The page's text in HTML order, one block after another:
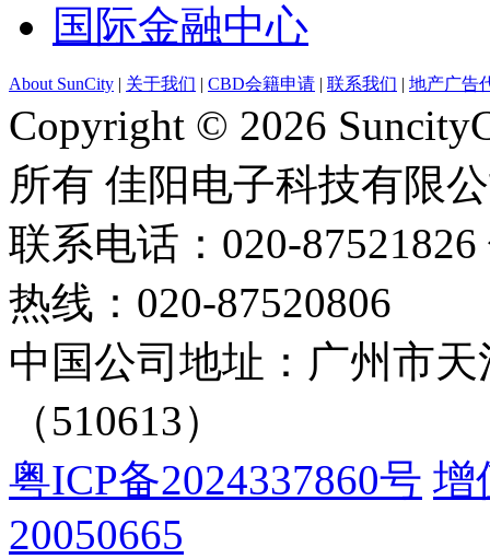
国际金融中心
About SunCity | 关于我们 | CBD会籍申请 | 联系我们 | 地产广告
Copyright © 2026
所有 佳阳电子科技有限
联系电话：020-
热线：020-87520806
中国公司地址：广州市
（510613）
粤ICP备2024337860号 增
20050665